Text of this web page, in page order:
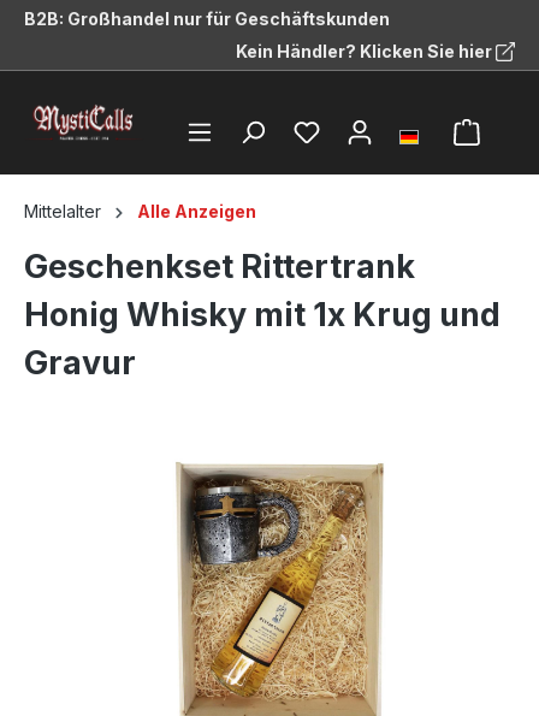
springen
B2B: Großhandel nur für Geschäftskunden
Kein Händler? Klicken Sie hier
Mittelalter Alle Anzeigen
Geschenkset Rittertrank
Honig Whisky mit 1x Krug und
Gravur
Bildergalerie überspringen